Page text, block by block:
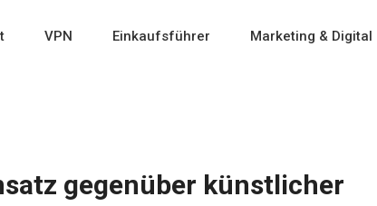
VPN Einkaufsführer Marketing & Digital
gegenüber künstlicher